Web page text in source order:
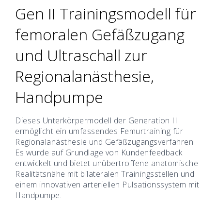
Gen II Trainingsmodell für
femoralen Gefäßzugang
und Ultraschall zur
Regionalanästhesie,
Handpumpe
Dieses Unterkörpermodell der Generation II
ermöglicht ein umfassendes Femurtraining für
Regionalanästhesie und Gefäßzugangsverfahren.
Es wurde auf Grundlage von Kundenfeedback
entwickelt und bietet unübertroffene anatomische
Realitätsnähe mit bilateralen Trainingsstellen und
einem innovativen arteriellen Pulsationssystem mit
Handpumpe.